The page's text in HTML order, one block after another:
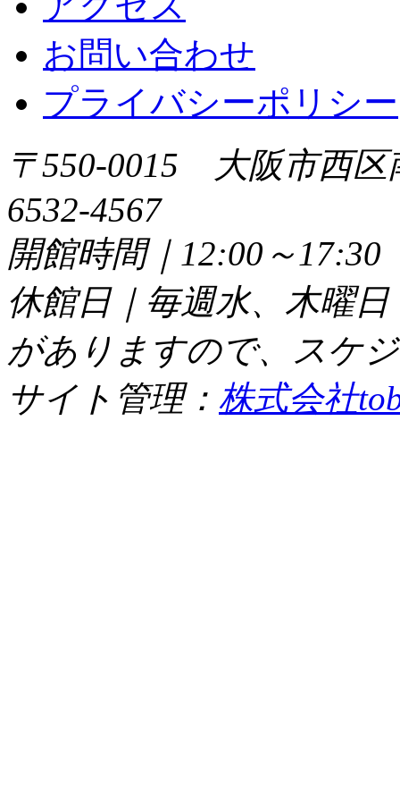
お問い合わせ
プライバシーポリシー
〒550-0015 大阪市西
6532-4567
開館時間｜12:00～
休館日｜毎週水、木曜
がありますので、スケ
サイト管理： 株式会社